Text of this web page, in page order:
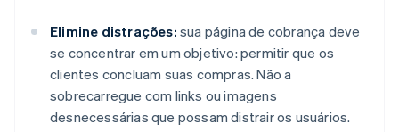
Elimine distrações: sua página de cobrança deve
se concentrar em um objetivo: permitir que os
clientes concluam suas compras. Não a
sobrecarregue com links ou imagens
desnecessárias que possam distrair os usuários.